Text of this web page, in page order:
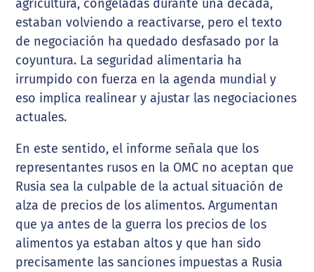
agricultura, congeladas durante una década,
estaban volviendo a reactivarse, pero el texto
de negociación ha quedado desfasado por la
coyuntura. La seguridad alimentaria ha
irrumpido con fuerza en la agenda mundial y
eso implica realinear y ajustar las negociaciones
actuales.
En este sentido, el informe señala que los
representantes rusos en la OMC no aceptan que
Rusia sea la culpable de la actual situación de
alza de precios de los alimentos. Argumentan
que ya antes de la guerra los precios de los
alimentos ya estaban altos y que han sido
precisamente las sanciones impuestas a Rusia